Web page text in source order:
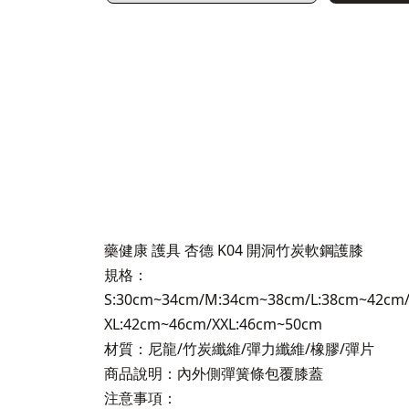
藥健康 護具 杏德 K04 開洞竹炭軟鋼護膝
規格：
S:30cm~34cm/M:34cm~38cm/L:38cm~42cm/
XL:42cm~46cm/XXL:46cm~50cm
材質：尼龍/竹炭纖維/彈力纖維/橡膠/彈片
商品說明：內外側彈簧條包覆膝蓋
注意事項：